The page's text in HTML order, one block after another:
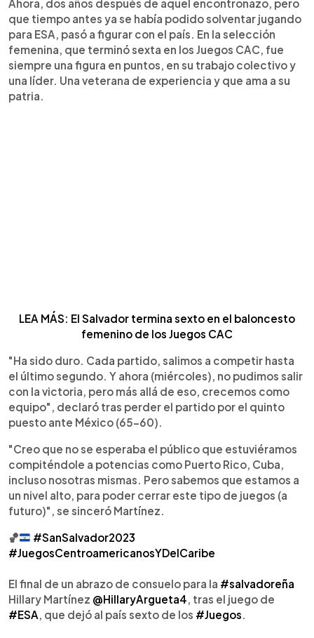
Ahora, dos años después de aquel encontronazo, pero
que tiempo antes ya se había podido solventar jugando
para ESA, pasó a figurar con el país. En la selección
femenina, que terminó sexta en los Juegos CAC, fue
siempre una figura en puntos, en su trabajo colectivo y
una líder. Una veterana de experiencia y que ama a su
patria.
LEA MÁS: El Salvador termina sexto en el baloncesto
femenino de los Juegos CAC
"Ha sido duro. Cada partido, salimos a competir hasta
el último segundo. Y ahora (miércoles), no pudimos salir
con la victoria, pero más allá de eso, crecemos como
equipo", declaró tras perder el partido por el quinto
puesto ante México (65-60).
"Creo que no se esperaba el público que estuviéramos
compiténdole a potencias como Puerto Rico, Cuba,
incluso nosotras mismas. Pero sabemos que estamos a
un nivel alto, para poder cerrar este tipo de juegos (a
futuro)", se sinceró Martínez.
🏀
#SanSalvador2023
#JuegosCentroamericanosYDelCaribe
El final de un abrazo de consuelo para la #salvadoreña
Hillary Martínez @HillaryArgueta4, tras el juego de
#ESA, que dejó al país sexto de los #Juegos.